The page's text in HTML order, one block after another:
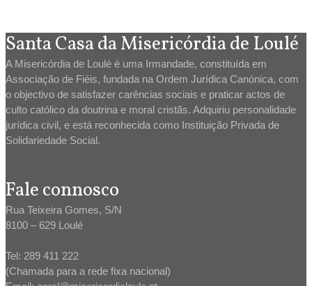
Santa Casa da Misericórdia de Loulé
A Misericórdia de Loulé é uma Irmandade, constituída em
Associação de Fiéis, fundada na Ordem Jurídica Canónica, com
o objectivo de satisfazer carências sociais e praticar actos de
culto católico da doutrina e moral cristãs. Adquiriu personalidade
jurídica civil, e está reconhecida como Instituição Privada de
Solidariedade Social.
Fale connosco
Rua Teixeira Gomes, S/N
8100 – 629 Loulé
Tel: 289 411 222
(Chamada para a rede fixa nacional)